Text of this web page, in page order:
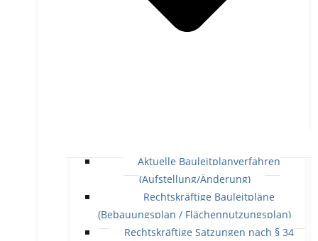
Aktuelle Bauleitplanverfahren
(Aufstellung/Änderung)
Rechtskräftige Bauleitpläne
(Bebauungsplan / Flächennutzungsplan)
Rechtskräftige Satzungen nach § 34